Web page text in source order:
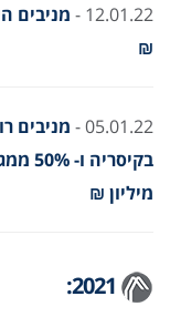
12.01.22 -
₪
05.01.22 -
מיליון ₪